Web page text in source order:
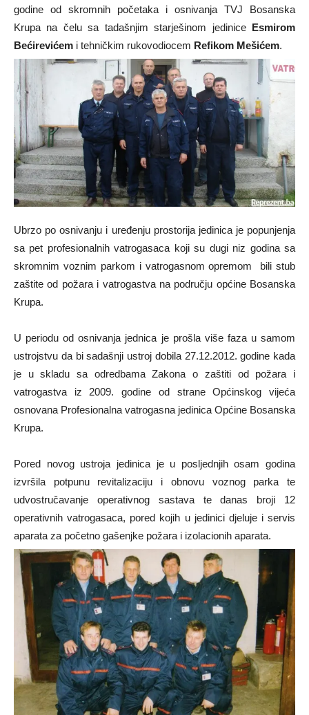
godine od skromnih početaka i osnivanja TVJ Bosanska
Krupa na čelu sa tadašnjim starješinom jedinice Esmirom
Bećirevićem i tehničkim rukovodiocem Refikom Mešićem.
Ubrzo po osnivanju i uređenju prostorija jedinica je popunjenja
sa pet profesionalnih vatrogasaca koji su dugi niz godina sa
skromnim voznim parkom i vatrogasnom opremom bili stub
zaštite od požara i vatrogastva na području općine Bosanska
Krupa.
U periodu od osnivanja jednica je prošla više faza u samom
ustrojstvu da bi sadašnji ustroj dobila 27.12.2012. godine kada
je u skladu sa odredbama Zakona o zaštiti od požara i
vatrogastva iz 2009. godine od strane Općinskog vijeća
osnovana Profesionalna vatrogasna jedinica Općine Bosanska
Krupa.
Pored novog ustroja jedinica je u posljednjih osam godina
izvršila potpunu revitalizaciju i obnovu voznog parka te
udvostručavanje operativnog sastava te danas broji 12
operativnih vatrogasaca, pored kojih u jedinici djeluje i servis
aparata za početno gašenjke požara i izolacionih aparata.